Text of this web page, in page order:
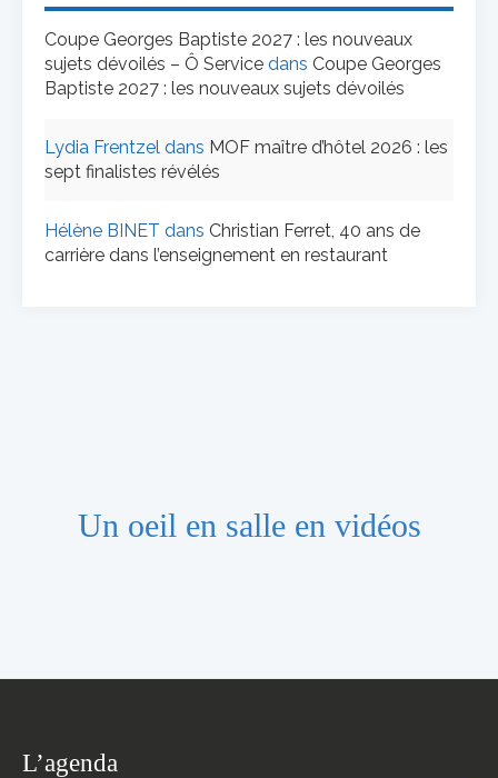
Coupe Georges Baptiste 2027 : les nouveaux
sujets dévoilés – Ô Service dans Coupe Georges
Baptiste 2027 : les nouveaux sujets dévoilés
Lydia Frentzel dans MOF maître d’hôtel 2026 : les
sept finalistes révélés
Hélène BINET dans Christian Ferret, 40 ans de
carrière dans l’enseignement en restaurant
Un oeil en salle en vidéos
L’agenda